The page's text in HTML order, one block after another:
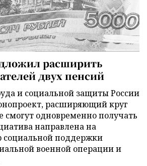
расширить
двух пенсий
и социальной защиты России
расширяющий круг
смогут одновременно получать
направлена на
поддержки
военной операции и